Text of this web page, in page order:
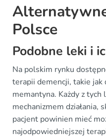
Polsce
Podobne leki i
Na polskim rynku
terapii demencji, takie jak
memantyna. Każdy z tych
mechanizmem działania,
pacjent powinien mieć
najodpowiedniejszej